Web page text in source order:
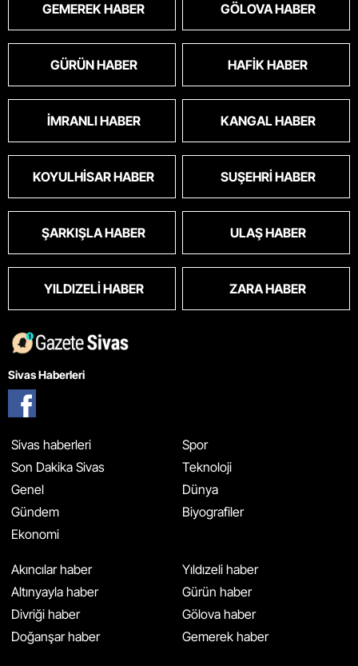
GEMEREK HABER GÖLOVA HABER
GÜRÜN HABER HAFIK HABER
İMRANLI HABER KANGAL HABER
KOYULHISAR HABER SUŞEHRI HABER
ŞARKIŞLA HABER ULAŞ HABER
YILDIZELI HABER ZARA HABER
Sivas Haberleri
Sivas haberleri
Son Dakika Sivas
Genel
Gündem
Ekonomi
Spor
Teknoloji
Dünya
Biyografiler
Akıncılar haber
Altınyayla haber
Divriği haber
Doğanşar haber
Yıldızeli haber
Gürün haber
Gölova haber
Gemerek haber